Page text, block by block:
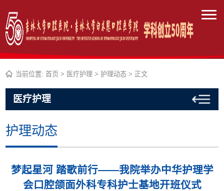
当前位置:首页 > 医疗护理 >护理动态 > 正文
医疗护理
护理动态
梦起星河 踏歌前行——我院举办中华护理学
会口腔颌面外科专科护士基地开班仪式